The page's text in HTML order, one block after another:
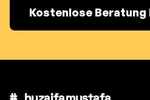
Kostenlose Beratung